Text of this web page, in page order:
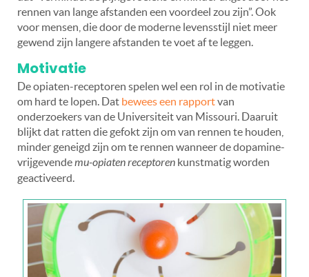
rennen van lange afstanden een voordeel zou zijn”. Ook
voor mensen, die door de moderne levensstijl niet meer
gewend zijn langere afstanden te voet af te leggen.
Motivatie
De opiaten-receptoren spelen wel een rol in de motivatie
om hard te lopen. Dat bewees een rapportvan
onderzoekers van de Universiteit van Missouri. Daaruit
blijkt dat ratten die gefokt zijn om van rennen te houden,
minder geneigd zijn om te rennen wanneer de dopamine-
vrijgevendemu-opiaten receptoren kunstmatig worden
geactiveerd.